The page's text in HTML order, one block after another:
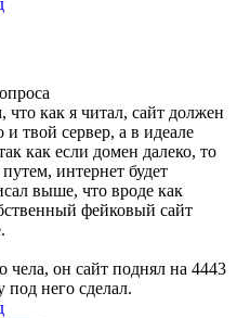
что как я читал, сайт должен
твой сервер, а в идеале
как если домен далеко, то
интернет будет
выше, что вроде как
фейковый сайт
чела, он сайт поднял на 4443
него сделал.